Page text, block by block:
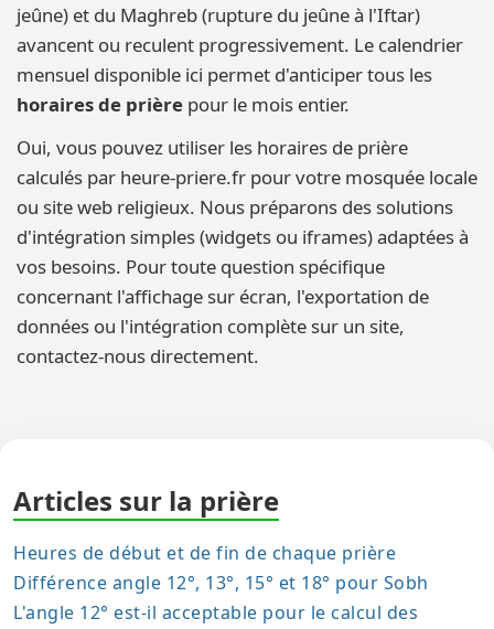
jeûne) et du Maghreb (rupture du jeûne à l'Iftar)
avancent ou reculent progressivement. Le calendrier
mensuel disponible ici permet d'anticiper tous les
horaires de prière pour le mois entier.
Oui, vous pouvez utiliser les horaires de prière
calculés par heure-priere.fr pour votre mosquée locale
ou site web religieux. Nous préparons des solutions
d'intégration simples (widgets ou iframes) adaptées à
vos besoins. Pour toute question spécifique
concernant l'affichage sur écran, l'exportation de
données ou l'intégration complète sur un site,
contactez-nous directement.
Articles sur la prière
Heures de début et de fin de chaque prière
Différence angle 12°, 13°, 15° et 18° pour Sobh
L'angle 12° est-il acceptable pour le calcul des